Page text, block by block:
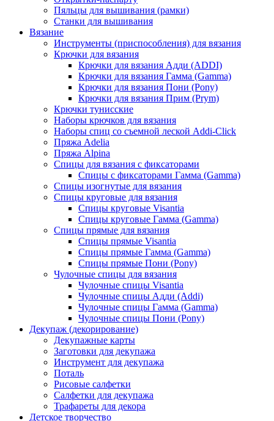
Пяльцы для вышивания (рамки)
Станки для вышивания
Вязание
Инструменты (приспособления) для вязания
Крючки для вязания
Крючки для вязания Адди (ADDI)
Крючки для вязания Гамма (Gamma)
Крючки для вязания Пони (Pony)
Крючки для вязания Прим (Prym)
Крючки тунисские
Наборы крючков для вязания
Наборы спиц со съемной леской Addi-Click
Пряжа Adelia
Пряжа Alpina
Спицы для вязания с фиксаторами
Спицы с фиксаторами Гамма (Gamma)
Спицы изогнутые для вязания
Спицы круговые для вязания
Спицы круговые Visantia
Спицы круговые Гамма (Gamma)
Спицы прямые для вязания
Спицы прямые Visantia
Спицы прямые Гамма (Gamma)
Спицы прямые Пони (Pony)
Чулочные спицы для вязания
Чулочные спицы Visantia
Чулочные спицы Адди (Addi)
Чулочные спицы Гамма (Gamma)
Чулочные спицы Пони (Pony)
Декупаж (декорирование)
Декупажные карты
Заготовки для декупажа
Инструмент для декупажа
Поталь
Рисовые салфетки
Салфетки для декупажа
Трафареты для декора
Детское творчество